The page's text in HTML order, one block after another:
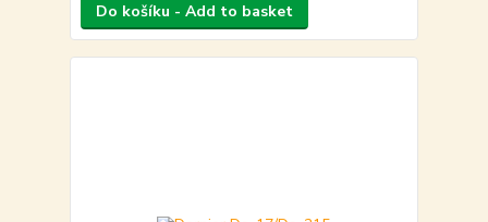
Do košíku - Add to basket